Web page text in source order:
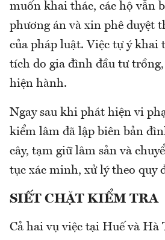
muốn khai thác, các hộ vẫn
phương án và xin phê duyệt
của pháp luật. Việc tự ý khai
tích do gia đình đầu tư
hiện hành.
Ngay sau khi phát hiện vi
kiểm lâm đã lập biên bản
cây, tạm giữ lâm sản và
tục xác minh, xử lý theo quy
SIẾT CHẶT KIỂM TRA
Cả hai vụ việc tại Huế và Hà